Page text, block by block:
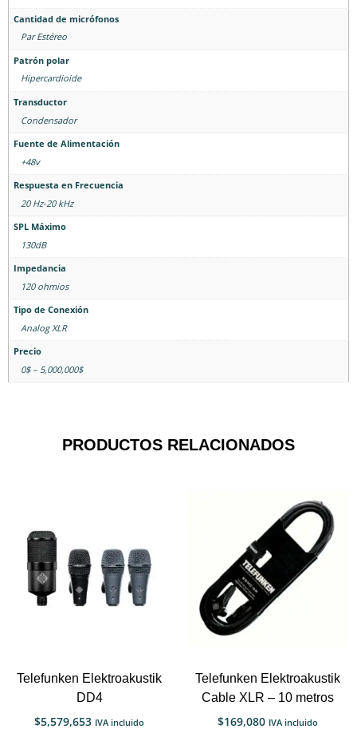
Cantidad de micrófonos
Par Estéreo
Patrón polar
Hipercardioide
Transductor
Condensador
Fuente de Alimentación
+48v
Respuesta en Frecuencia
20 Hz-20 kHz
SPL Máximo
130dB
Impedancia
120 ohmios
Tipo de Conexión
Analog XLR
Precio
0$ – 5,000,000$
PRODUCTOS RELACIONADOS
Telefunken Elektroakustik
DD4
$5,579,653 IVA incluido
Telefunken Elektroakustik
Cable XLR – 10 metros
$169,080 IVA incluido